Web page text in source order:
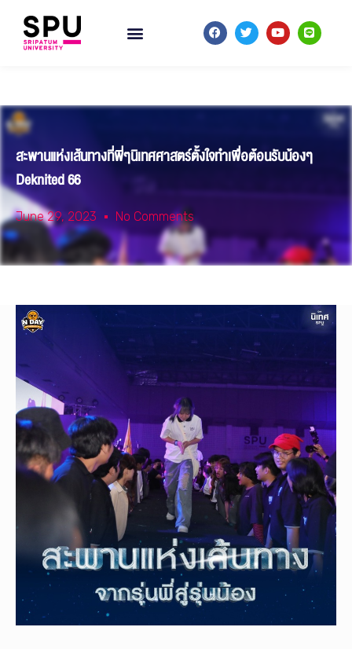
สะพานแห่งเส้นทางที่พี่ๆนิเทศศาสตร์ตั้งใจทำเพื่อต้อนรับน้องๆ
Deknited 66
June 29, 2023 No Comments